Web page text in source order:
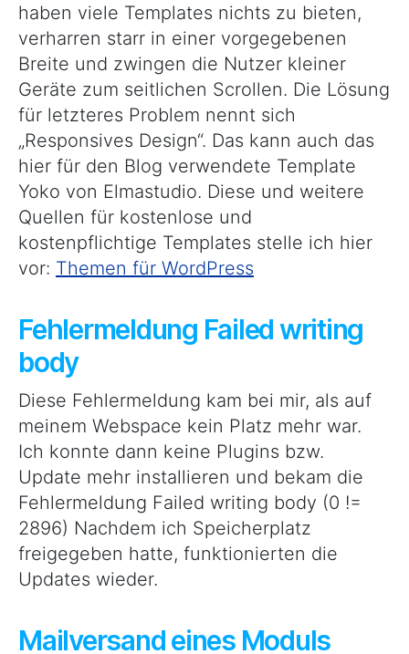
haben viele Templates nichts zu bieten,
verharren starr in einer vorgegebenen
Breite und zwingen die Nutzer kleiner
Geräte zum seitlichen Scrollen. Die Lösung
für letzteres Problem nennt sich
„Responsives Design“. Das kann auch das
hier für den Blog verwendete Template
Yoko von Elmastudio. Diese und weitere
Quellen für kostenlose und
kostenpflichtige Templates stelle ich hier
vor: Themen für WordPress
Fehlermeldung Failed writing
body
Diese Fehlermeldung kam bei mir, als auf
meinem Webspace kein Platz mehr war.
Ich konnte dann keine Plugins bzw.
Update mehr installieren und bekam die
Fehlermeldung Failed writing body (0 !=
2896) Nachdem ich Speicherplatz
freigegeben hatte, funktionierten die
Updates wieder.
Mailversand eines Moduls